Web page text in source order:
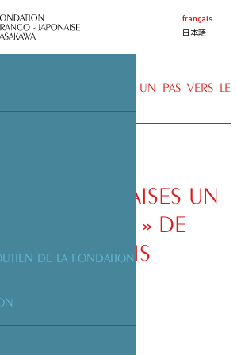
français
日本語
DE LA FONDATION
JAPONAISES UN PAS VERS LE
JAPONAISES UN
LE MOINS » DE
JORDIS